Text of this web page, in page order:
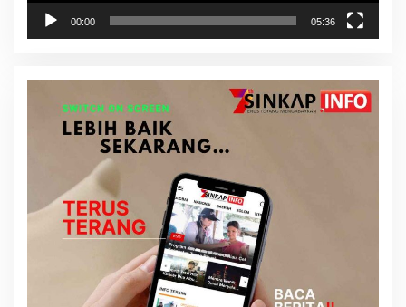
00:00 05:36